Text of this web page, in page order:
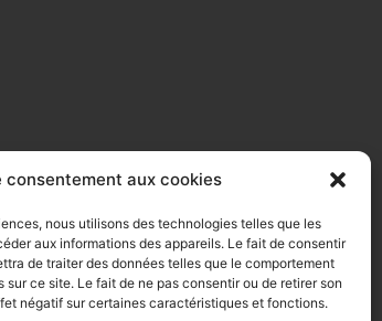
consentement aux cookies
nous utilisons des technologies telles que les
aux informations des appareils. Le fait de consentir
de traiter des données telles que le comportement
sur ce site. Le fait de ne pas consentir ou de retirer son
négatif sur certaines caractéristiques et fonctions.